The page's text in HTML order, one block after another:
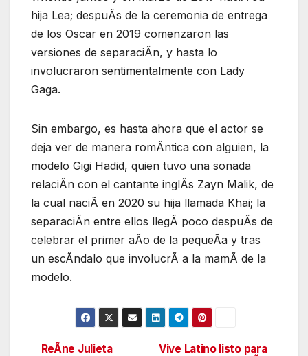
hija Lea; despuÃs de la ceremonia de entrega
de los Oscar en 2019 comenzaron las
versiones de separaciÃn, y hasta lo
involucraron sentimentalmente con Lady
Gaga.
Sin embargo, es hasta ahora que el actor se
deja ver de manera romÃntica con alguien, la
modelo Gigi Hadid, quien tuvo una sonada
relaciÃn con el cantante inglÃs Zayn Malik, de
la cual naciÃ en 2020 su hija llamada Khai; la
separaciÃn entre ellos llegÃ poco despuÃs de
celebrar el primer aÃo de la pequeÃa y tras
un escÃndalo que involucrÃ a la mamÃ de la
modelo.
Vive Latino listo para
ReÃne Julieta